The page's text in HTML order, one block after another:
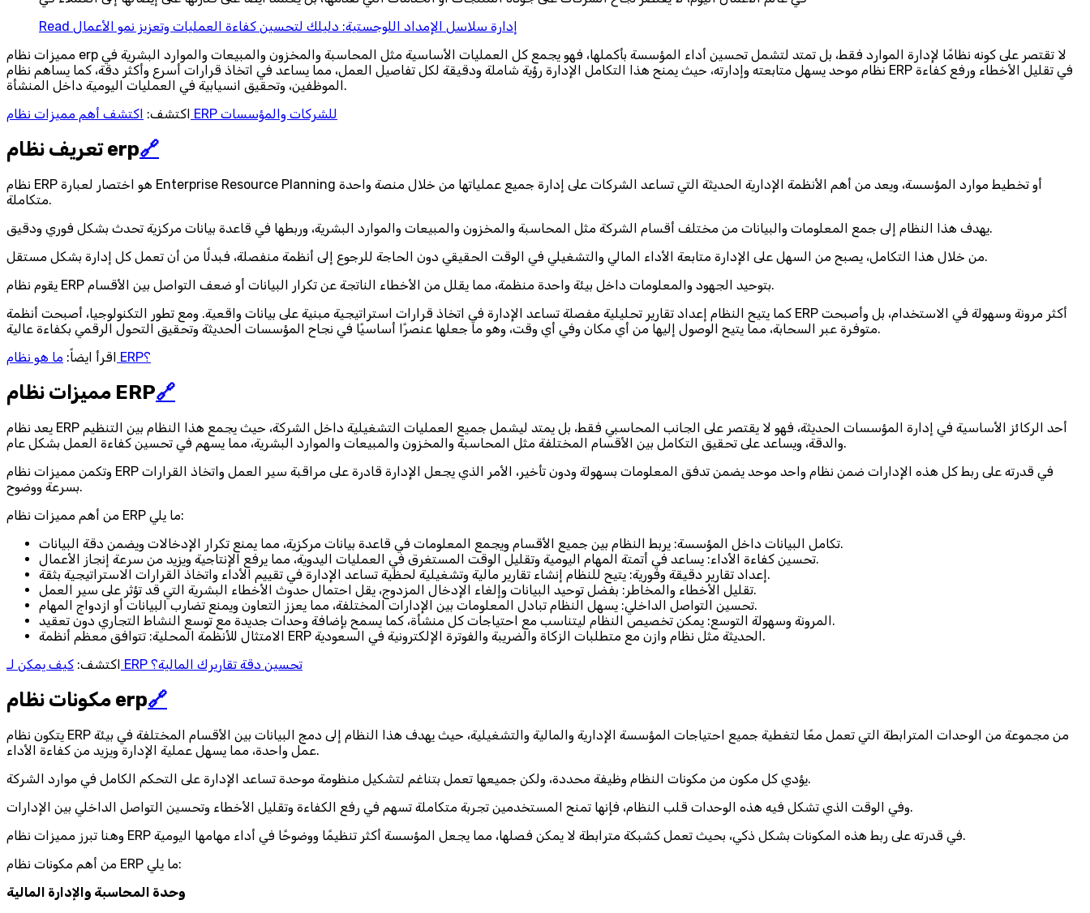
Read إدارة سلاسل الإمداد اللوجستية: دليلك لتحسين كفاءة العمليات وتعزيز نمو الأعمال
مميزات نظام erp لا تقتصر على كونه نظامًا لإدارة الموارد فقط، بل تمتد لتشمل تحسين أداء المؤسسة بأكملها، فهو يجمع كل العمليات الأساسية مثل المحاسبة والمخزون والمبيعات والموارد البشرية في
نظام موحد يسهل متابعته وإدارته، حيث يمنح هذا التكامل الإدارة رؤية شاملة ودقيقة لكل تفاصيل العمل، مما يساعد في اتخاذ قرارات أسرع وأكثر دقة، كما يساهم نظام ERP في تقليل الأخطاء ورفع كفاءة
الموظفين، وتحقيق انسيابية في العمليات اليومية داخل المنشأة.
اكتشف:
اكتشف أهم مميزات نظام ERP للشركات والمؤسسات
تعريف نظام erp🔗
نظام ERP هو اختصار لعبارة Enterprise Resource Planning أو تخطيط موارد المؤسسة، ويعد من أهم الأنظمة الإدارية الحديثة التي تساعد الشركات على إدارة جميع عملياتها من خلال منصة واحدة
متكاملة.
يهدف هذا النظام إلى جمع المعلومات والبيانات من مختلف أقسام الشركة مثل المحاسبة والمخزون والمبيعات والموارد البشرية، وربطها في قاعدة بيانات مركزية تحدث بشكل فوري ودقيق.
من خلال هذا التكامل، يصبح من السهل على الإدارة متابعة الأداء المالي والتشغيلي في الوقت الحقيقي دون الحاجة للرجوع إلى أنظمة منفصلة، فبدلًا من أن تعمل كل إدارة بشكل مستقل.
يقوم نظام ERP بتوحيد الجهود والمعلومات داخل بيئة واحدة منظمة، مما يقلل من الأخطاء الناتجة عن تكرار البيانات أو ضعف التواصل بين الأقسام.
كما يتيح النظام إعداد تقارير تحليلية مفصلة تساعد الإدارة في اتخاذ قرارات استراتيجية مبنية على بيانات واقعية. ومع تطور التكنولوجيا، أصبحت أنظمة ERP أكثر مرونة وسهولة في الاستخدام، بل وأصبحت
متوفرة عبر السحابة، مما يتيح الوصول إليها من أي مكان وفي أي وقت، وهو ما جعلها عنصرًا أساسيًا في نجاح المؤسسات الحديثة وتحقيق التحول الرقمي بكفاءة عالية.
اقرأ ايضاً:
ما هو نظام ERP؟
مميزات نظام ERP🔗
يعد نظام ERP أحد الركائز الأساسية في إدارة المؤسسات الحديثة، فهو لا يقتصر على الجانب المحاسبي فقط، بل يمتد ليشمل جميع العمليات التشغيلية داخل الشركة، حيث يجمع هذا النظام بين التنظيم
والدقة، ويساعد على تحقيق التكامل بين الأقسام المختلفة مثل المحاسبة والمخزون والمبيعات والموارد البشرية، مما يسهم في تحسين كفاءة العمل بشكل عام.
وتكمن مميزات نظام ERP في قدرته على ربط كل هذه الإدارات ضمن نظام واحد موحد يضمن تدفق المعلومات بسهولة ودون تأخير، الأمر الذي يجعل الإدارة قادرة على مراقبة سير العمل واتخاذ القرارات
بسرعة ووضوح.
من أهم مميزات نظام ERP ما يلي:
تكامل البيانات داخل المؤسسة: يربط النظام بين جميع الأقسام ويجمع المعلومات في قاعدة بيانات مركزية، مما يمنع تكرار الإدخالات ويضمن دقة البيانات.
تحسين كفاءة الأداء: يساعد في أتمتة المهام اليومية وتقليل الوقت المستغرق في العمليات اليدوية، مما يرفع الإنتاجية ويزيد من سرعة إنجاز الأعمال.
إعداد تقارير دقيقة وفورية: يتيح للنظام إنشاء تقارير مالية وتشغيلية لحظية تساعد الإدارة في تقييم الأداء واتخاذ القرارات الاستراتيجية بثقة.
تقليل الأخطاء والمخاطر: بفضل توحيد البيانات وإلغاء الإدخال المزدوج، يقل احتمال حدوث الأخطاء البشرية التي قد تؤثر على سير العمل.
تحسين التواصل الداخلي: يسهل النظام تبادل المعلومات بين الإدارات المختلفة، مما يعزز التعاون ويمنع تضارب البيانات أو ازدواج المهام.
المرونة وسهولة التوسع: يمكن تخصيص النظام ليتناسب مع احتياجات كل منشأة، كما يسمح بإضافة وحدات جديدة مع توسع النشاط التجاري دون تعقيد.
الامتثال للأنظمة المحلية: تتوافق معظم أنظمة ERP الحديثة مثل نظام وازن مع متطلبات الزكاة والضريبة والفوترة الإلكترونية في السعودية.
اكتشف:
كيف يمكن لـ ERP تحسين دقة تقاريرك المالية؟
مكونات نظام erp🔗
يتكون نظام ERP من مجموعة من الوحدات المترابطة التي تعمل معًا لتغطية جميع احتياجات المؤسسة الإدارية والمالية والتشغيلية، حيث يهدف هذا النظام إلى دمج البيانات بين الأقسام المختلفة في بيئة
عمل واحدة، مما يسهل عملية الإدارة ويزيد من كفاءة الأداء.
يؤدي كل مكون من مكونات النظام وظيفة محددة، ولكن جميعها تعمل بتناغم لتشكيل منظومة موحدة تساعد الإدارة على التحكم الكامل في موارد الشركة.
وفي الوقت الذي تشكل فيه هذه الوحدات قلب النظام، فإنها تمنح المستخدمين تجربة متكاملة تسهم في رفع الكفاءة وتقليل الأخطاء وتحسين التواصل الداخلي بين الإدارات.
وهنا تبرز مميزات نظام ERP في قدرته على ربط هذه المكونات بشكل ذكي، بحيث تعمل كشبكة مترابطة لا يمكن فصلها، مما يجعل المؤسسة أكثر تنظيمًا ووضوحًا في أداء مهامها اليومية.
من أهم مكونات نظام ERP ما يلي:
وحدة المحاسبة والإدارة المالية